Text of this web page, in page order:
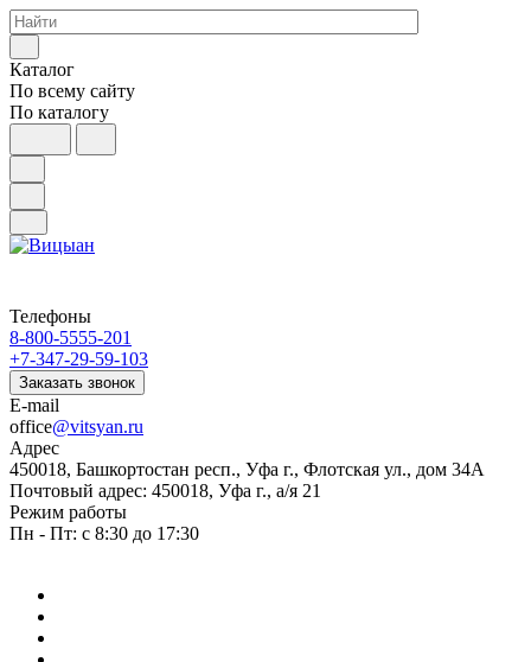
Каталог
По всему сайту
По каталогу
Телефоны
8-800-5555-201
+7-347-29-59-103
Заказать звонок
E-mail
office@vitsyan.ru
Адрес
450018, Башкортостан респ., Уфа г., Флотская ул., дом 34А
Почтовый адрес: 450018, Уфа г., а/я 21
Режим работы
Пн - Пт: с 8:30 до 17:30